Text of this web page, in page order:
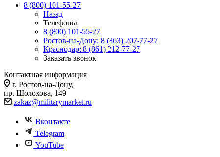
8 (800) 101-55-27
Назад
Телефоны
8 (800) 101-55-27
Ростов-на-Дону: 8 (863) 207-77-27
Краснодар: 8 (861) 212-77-27
Заказать звонок
Контактная информация
г. Ростов-на-Дону,
пр. Шолохова, 149
zakaz@militarymarket.ru
Вконтакте
Telegram
YouTube